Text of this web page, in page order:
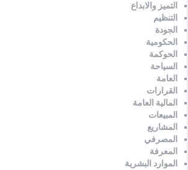
التميز والابداع
التنظيم
الجودة
الحكومية
الحوكمة
السياحة
العامة
القرارات
المالية العامة
المبيعات
المشاريع
المصرفي
المعرفة
الموارد البشرية